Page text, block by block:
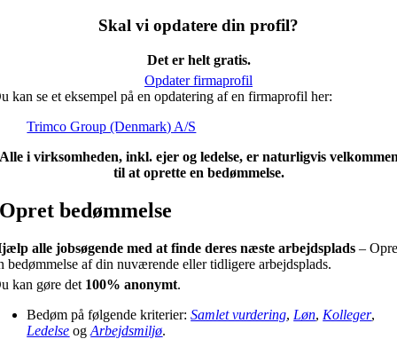
Skal vi opdatere din profil?
Det er helt gratis.
Opdater firmaprofil
kan se et eksempel på en opdatering af en firmaprofil her:
Trimco Group (Denmark) A/S
i virksomheden, inkl. ejer og ledelse, er naturligvis
til at oprette en bedømmelse.
Opret bedømmelse
alle jobsøgende med at finde deres næste arbejdsplads –
bedømmelse af din nuværende eller tidligere arbejdsplads.
kan gøre det 100% anonymt.
Bedøm på følgende kriterier:Samlet vurdering, Løn, Kolleger,
Ledelse ogArbejdsmiljø.